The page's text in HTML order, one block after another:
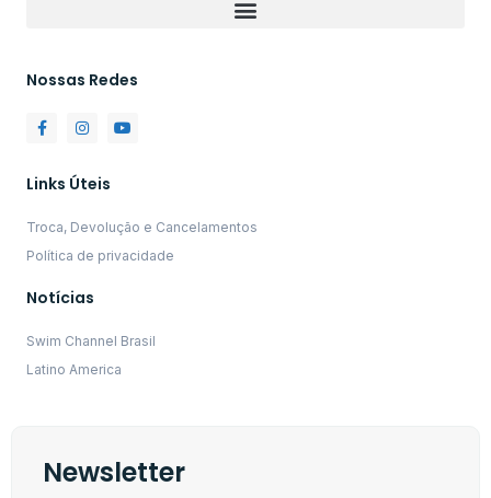
Nossas Redes
Links Úteis
Troca, Devolução e Cancelamentos
Política de privacidade
Notícias
Swim Channel Brasil
Latino America
Newsletter